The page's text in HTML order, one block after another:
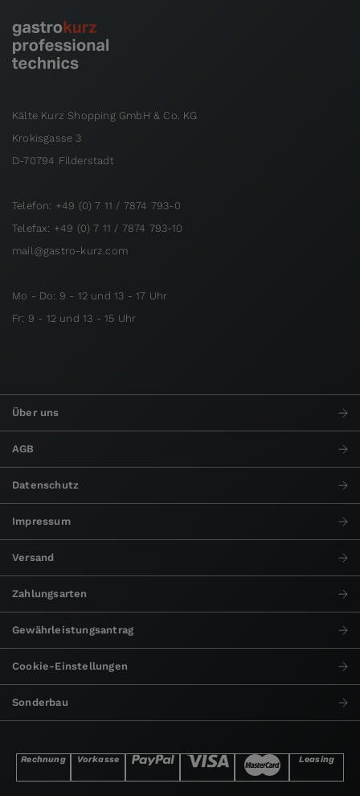
Kälte Kurz Shopping GmbH & Co. KG
Krokisgasse 3
D-70794 Filderstadt
Telefon: +49 (0) 7 11 / 7874 793-0
Telefax: +49 (0) 7 11 / 7874 793-10
mail@gastro-kurz.com
Mo - Do: 9 - 12 und 13 - 17 Uhr
Fr: 9 - 12 und 13 - 15 Uhr
Über uns
AGB
Datenschutz
Impressum
Versand
Zahlungsarten
Gewährleistungsantrag
Cookie-Einstellungen
Sonderbau
Rechnung Vorkasse Leasing